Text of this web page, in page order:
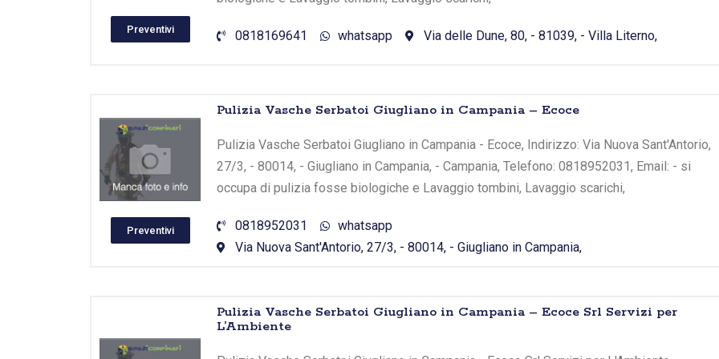
Preventivi 0818169641 whatsapp Via delle Dune, 80, - 81039, - Villa Literno,
Preventivi
Pulizia Vasche Serbatoi Giugliano in Campania – Ecoce
Pulizia Vasche Serbatoi Giugliano in Campania - Ecoce, Indirizzo: Via Nuova Sant'Antorio,
27/3, - 80014, - Giugliano in Campania, - Campania, Telefono: 0818952031, Email: - si
occupa di pulizia fosse biologiche e Lavaggio tombini, Lavaggio scarichi,
0818952031
whatsapp
Via Nuova Sant'Antorio, 27/3, - 80014, - Giugliano in Campania,
Pulizia Vasche Serbatoi Giugliano in Campania – Ecoce Srl Servizi per
L’Ambiente